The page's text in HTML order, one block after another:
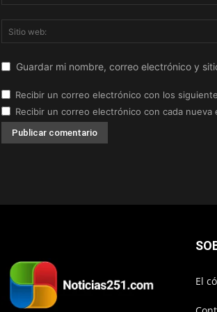
Guardar mi nombre, correo electrónico y
Recibir un correo electrónico con los
Recibir un correo electrónico con cada nueva
El